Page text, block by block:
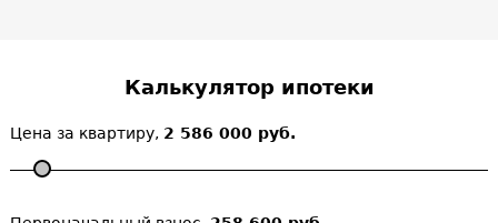
Калькулятор ипотеки
Цена за квартиру, 2 586 000 руб.